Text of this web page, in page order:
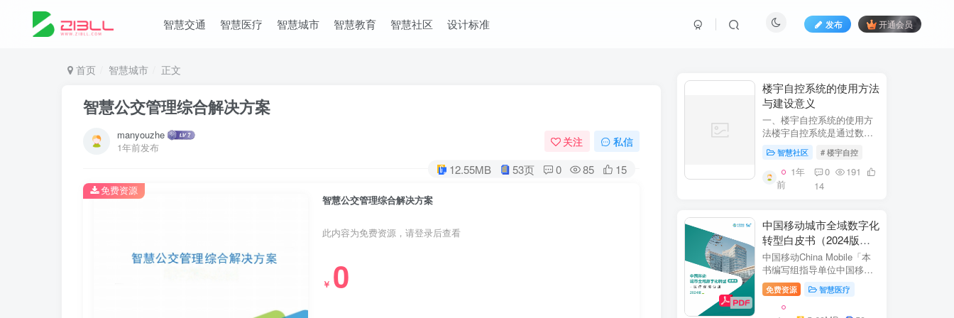
智慧交通 智慧医疗 智慧城市 智慧教育 智慧社区 设计标准 发布 开通会员
首页 智慧城市 正文
智慧公交管理综合解决方案
manyouzhe
1年前发布
关注 私信
12.55MB 53页 0 85 15
智慧公交管理综合解决方案
此内容为免费资源，请登录后查看
￥ 0
免费资源
​​楼宇自控系统的使用方法
与建设意义​
一、楼宇自控系统的使用方
法​​楼宇自控系统是通过数字
化、自动化技术对建筑内机
电设备（如暖通空调、照
明、电梯、给排水等）进行
集中监控、管理和优化运行
智慧社区 # 楼宇自控
1年
前
0
191
14
中国移动城市全域数字化
转型白皮书（2024版）-
医疗保障分册
中国移动China Mobile「本
书编写组指导单位中国移动
集团公司政企事业部编写单
位中移系统集成有限公司主
编李双佶、丁静、杨勇、赵
免费资源 智慧医疗